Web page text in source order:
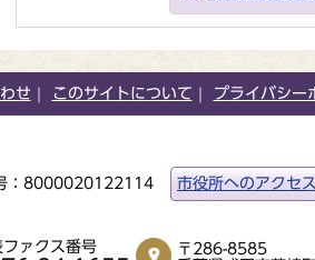
せ このサイトについて プライバシー
：8000020122114 市役所へのアクセス
ファクス番号
〒286-8585